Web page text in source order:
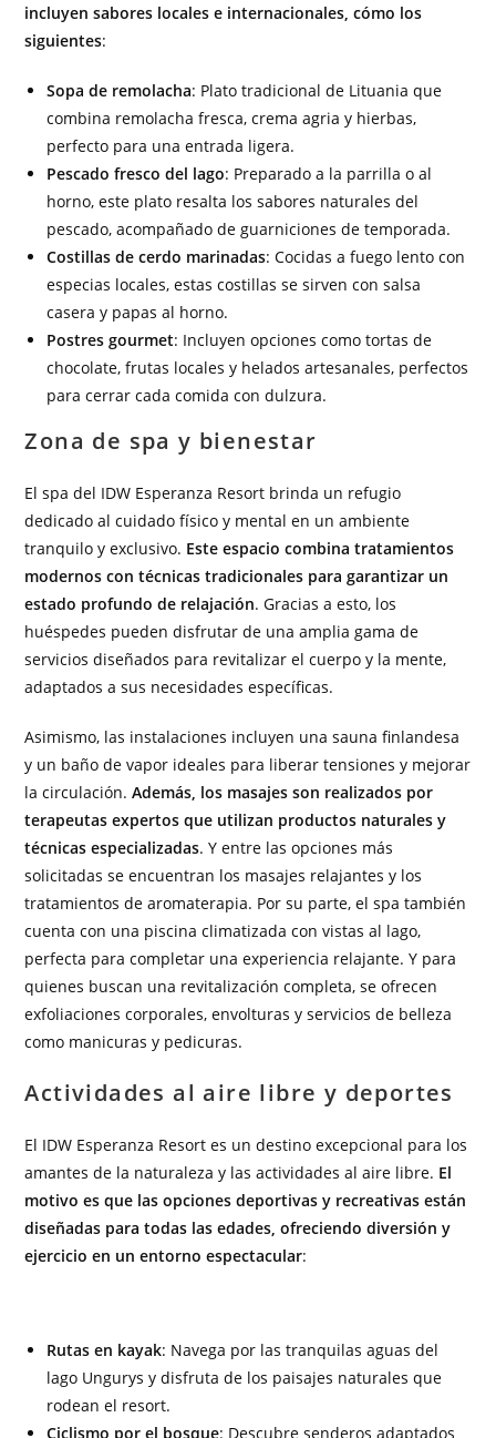
incluyen sabores locales e internacionales, cómo los
siguientes:
Sopa de remolacha: Plato tradicional de Lituania que
combina remolacha fresca, crema agria y hierbas,
perfecto para una entrada ligera.
Pescado fresco del lago: Preparado a la parrilla o al
horno, este plato resalta los sabores naturales del
pescado, acompañado de guarniciones de temporada.
Costillas de cerdo marinadas: Cocidas a fuego lento con
especias locales, estas costillas se sirven con salsa
casera y papas al horno.
Postres gourmet: Incluyen opciones como tortas de
chocolate, frutas locales y helados artesanales, perfectos
para cerrar cada comida con dulzura.
Zona de spa y bienestar
El spa del IDW Esperanza Resort brinda un refugio
dedicado al cuidado físico y mental en un ambiente
tranquilo y exclusivo. Este espacio combina tratamientos
modernos con técnicas tradicionales para garantizar un
estado profundo de relajación. Gracias a esto, los
huéspedes pueden disfrutar de una amplia gama de
servicios diseñados para revitalizar el cuerpo y la mente,
adaptados a sus necesidades específicas.
Asimismo, las instalaciones incluyen una sauna finlandesa
y un baño de vapor ideales para liberar tensiones y mejorar
la circulación.Además, los masajes son realizados por
terapeutas expertos que utilizan productos naturales y
técnicas especializadas. Y entre las opciones más
solicitadas se encuentran los masajes relajantes y los
tratamientos de aromaterapia. Por su parte, el spa también
cuenta con una piscina climatizada con vistas al lago,
perfecta para completar una experiencia relajante. Y para
quienes buscan una revitalización completa, se ofrecen
exfoliaciones corporales, envolturas y servicios de belleza
como manicuras y pedicuras.
Actividades al aire libre y deportes
El IDW Esperanza Resort es un destino excepcional para los
amantes de la naturaleza y las actividades al aire libre. El
motivo es que las opciones deportivas y recreativas están
diseñadas para todas las edades, ofreciendo diversión y
ejercicio en un entorno espectacular:
Rutas en kayak: Navega por las tranquilas aguas del
lago Ungurys y disfruta de los paisajes naturales que
rodean el resort.
Ciclismo por el bosque: Descubre senderos adaptados